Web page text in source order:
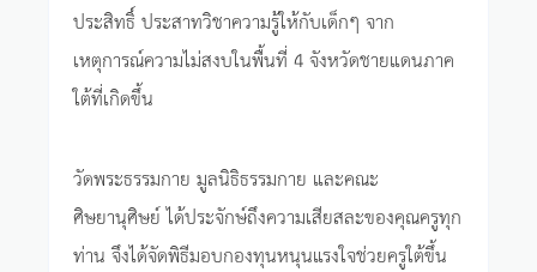
ประสิทธิ์ ประสาทวิชาความรู้ให้กับเด็กๆ จาก
เหตุการณ์ความไม่สงบในพื้นที่ 4 จังหวัดชายแดนภาค
ใต้ที่เกิดขึ้น
วัดพระธรรมกาย มูลนิธิธรรมกาย และคณะ
ศิษยานุศิษย์ ได้ประจักษ์ถึงความเสียสละของคุณครูทุก
ท่าน จึงได้จัดพิธีมอบกองทุนหนุนแรงใจช่วยครูใต้ขึ้น